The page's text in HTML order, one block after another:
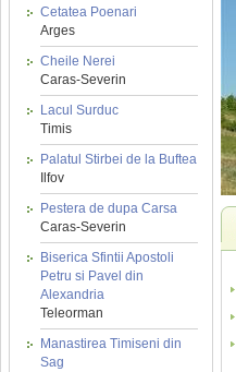
Cetatea Poenari
Arges
Cheile Nerei
Caras-Severin
Lacul Surduc
Timis
Palatul Stirbei de la Buftea
Ilfov
Pestera de dupa Carsa
Caras-Severin
Biserica Sfintii Apostoli
Petru si Pavel din
Alexandria
Teleorman
Manastirea Timiseni din
Sag